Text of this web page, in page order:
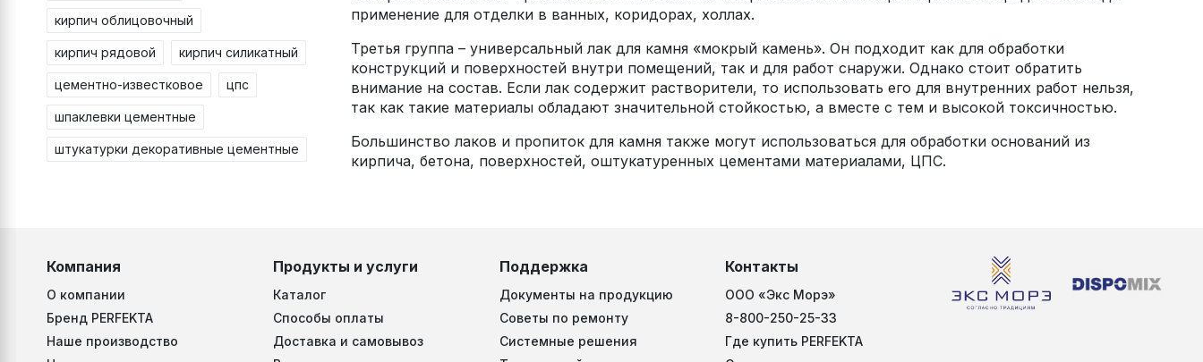
кирпич облицовочный
кирпич рядовой кирпич силикатный
цементно-известковое цпс
шпаклевки цементные
штукатурки декоративные цементные
применение для отделки в ванных, коридорах, холлах.
Третья группа – универсальный лак для камня «мокрый камень». Он подходит как для обработки
конструкций и поверхностей внутри помещений, так и для работ снаружи. Однако стоит обратить
внимание на состав. Если лак содержит растворители, то использовать его для внутренних работ нельзя,
так как такие материалы обладают значительной стойкостью, а вместе с тем и высокой токсичностью.
Большинство лаков и пропиток для камня также могут использоваться для обработки оснований из
кирпича, бетона, поверхностей, оштукатуренных цементами материалами, ЦПС.
Компания
О компании
Бренд PERFEKTA
Наше производство
Продукты и услуги
Каталог
Способы оплаты
Доставка и самовывоз
Поддержка
Документы на продукцию
Советы по ремонту
Системные решения
Контакты
ООО «Экс Морэ»
8-800-250-25-33
Где купить PERFEKTA